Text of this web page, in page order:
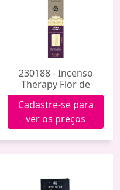
230188 - Incenso
Therapy Flor de
Cerejeira
Cadastre-se para
ver os preços